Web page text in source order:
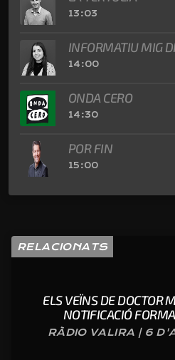
13:03
INFORMATIU MIG
14:00
ONDA CERO
14:30
POR FIN
15:00
RELACIONATS
ELS VEÏNS DE DOCTOR
NOTIFICACIÓ
RÀDIO VALIRA | 6